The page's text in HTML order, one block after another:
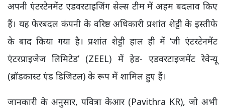
अपनी एंटरटेनमेंट एडवरटाइजिंग सेल्स टीम में अहम बदलाव किए
हैं। यह फेरबदल कंपनी के वरिष्ठ अधिकारी प्रशांत शेट्टी के इस्तीफे
के बाद किया गया है। प्रशांत शेट्टी हाल ही में ‘जी एंटरटेनमेंट
एंटरप्राइजेज लिमिटेड’ (ZEEL) में हेड- एडवरटाइजमेंट रेवेन्यू
(ब्रॉडकास्ट एंड डिजिटल) के रूप में शामिल हुए हैं।
जानकारी के अनुसार, पवित्रा केआर (Pavithra KR), जो अभी